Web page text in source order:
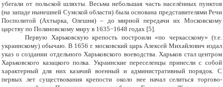
убегали от польской шляхты. Весьма небольшая часть населённых пунктов
(на западе нынешней Сумской области) была основана представителями Речи
Посполитой (Ахтырка, Олешня) – до мирной передачи их Московскому
царству по Поляновскому миру в 1635−1648 годах [5].
Первую Харьковскую крепость построили «по черкасскому» (т.е.
украинскому) обычаю. В 1656 г. московский царь Алексей Михайлович издал
указ о создании отдельного Харьковского воеводства. Харьков стал центром
Харьковского казацкого полка. Украинские переселенцы принесли с собой
характерный для них казачий военный и административный порядок. С
первых лет существования крепости около нее начал селиться торгово-